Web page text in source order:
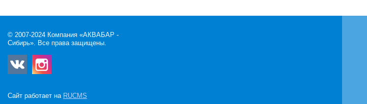
© 2007-2024 Компания «АКВАБАР -
Сибирь». Все права защищены.
Сайт работает на RUCMS